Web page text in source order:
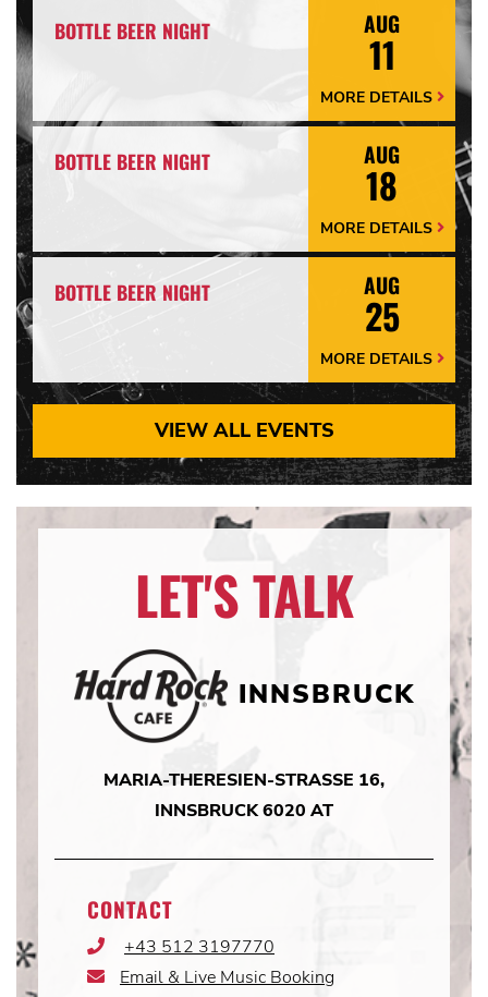
BOTTLE BEER NIGHT AUG
11
MORE DETAILS
More
Arrow
BOTTLE BEER NIGHT AUG
18
MORE DETAILS
More
Details
Arrow
BOTTLE BEER NIGHT AUG
25
MORE DETAILS
More
Details
Arrow
VIEW ALL EVENTS
LET'S TALK
INNSBRUCK
MARIA-THERESIEN-STRASSE 16,
INNSBRUCK 6020 AT
CONTACT
Phone+43 512 3197770
Email
Email & Live Music Booking